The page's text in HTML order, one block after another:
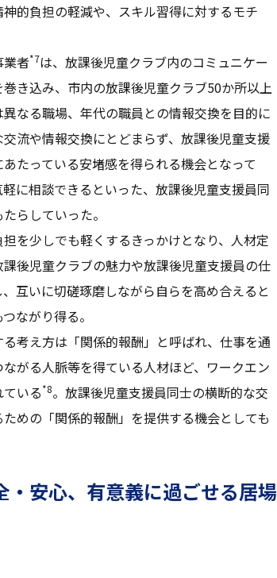
的負担の軽減や、スキル習得に対するモチ
者*7は、放課後児童クラブ内のコミュニケー
き込み、市内の放課後児童クラブ50か所以上
なる職場、年代の職員との情報交換を目的に
流や情報交換にとどまらず、放課後児童支援
たっている安堵感を得られる機会となって
に相談できるといった、放課後児童支援員同
らしていった。
を少しでも軽くするきっかけとなり、人材定
後児童クラブの魅力や放課後児童支援員の仕
互いに切磋琢磨しながら自らを高め合えると
ながり得る。
考え方は「関係的報酬」と呼ばれ、仕事を通
がる人脈等を得ている人材ほど、ワークエン
いる*8。放課後児童支援員同士の横断的な交
めの「関係的報酬」を提供する機会としても
安心、有意義に過ごせる居場